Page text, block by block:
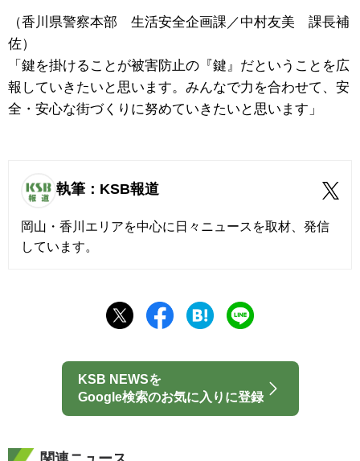
（香川県警察本部 生活安全企画課／中村友美 課長補
佐）
「鍵を掛けることが被害防止の『鍵』だということを広
報していきたいと思います。みんなで力を合わせて、安
全・安心な街づくりに努めていきたいと思います」
執筆：KSB報道
岡山・香川エリアを中心に日々ニュースを取材、発信
しています。
KSB NEWSを
Google検索のお気に入りに登録